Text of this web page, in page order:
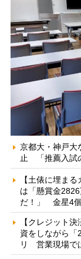
京都大・神戸大
止 「推薦入試
【土俵に埋ま
は「懸賞金
だ！」 金星4
【クレジット
資をしながら「
リ 営業現場で